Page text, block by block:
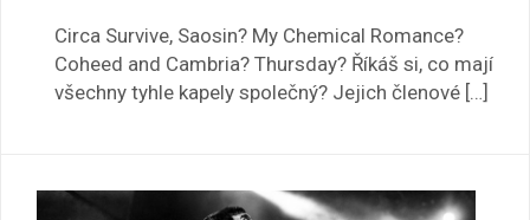
Circa Survive, Saosin? My Chemical Romance?
Coheed and Cambria? Thursday? Říkáš si, co mají
všechny tyhle kapely společný? Jejich členové […]